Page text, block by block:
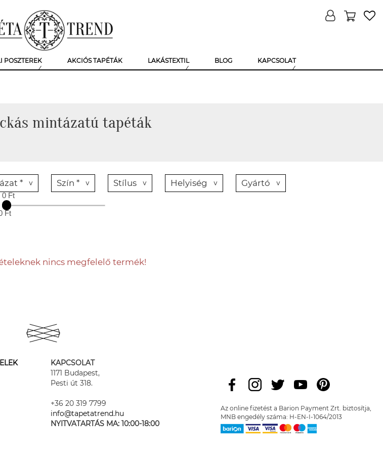
POSZTEREK AKCIÓS TAPÉTÁK LAKÁSTEXTIL BLOG KAPCSOLAT
mintázatú tapéták
* Szín * Stílus Helyiség Gyártó
0 Ft
Ft
nincs megfelelő termék!
KAPCSOLAT
1171 Budapest,
Pesti út 318.
+36 20 319 7799
info@tapetatrend.hu
NYITVATARTÁS MA: 10:00-18:00
Az online fizetést a Barion Payment Zrt. biztosítja,
MNB engedély száma: H-EN-I-1064/2013